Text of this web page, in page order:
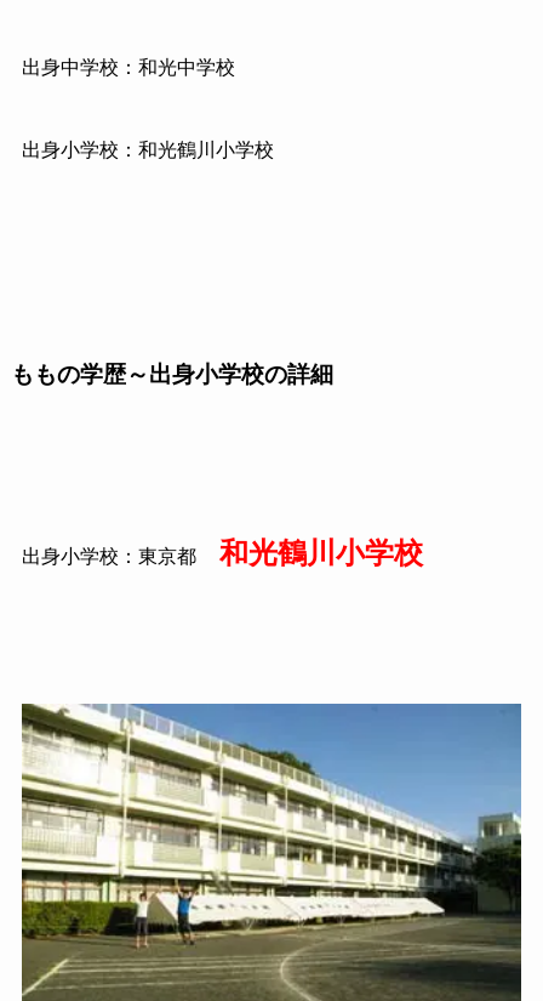
出身中学校：和光中学校
出身小学校：和光鶴川小学校
ももの学歴～出身小学校の詳細
出身小学校：東京都 和光鶴川小学校